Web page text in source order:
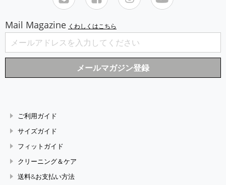
Mail Magazine くわしくはこちら
ご利用ガイド
サイズガイド
フィットガイド
クリーニング＆ケア
送料&お支払い方法